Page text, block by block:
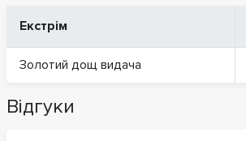
Екстрім
Золотий дощ видача
Відгуки